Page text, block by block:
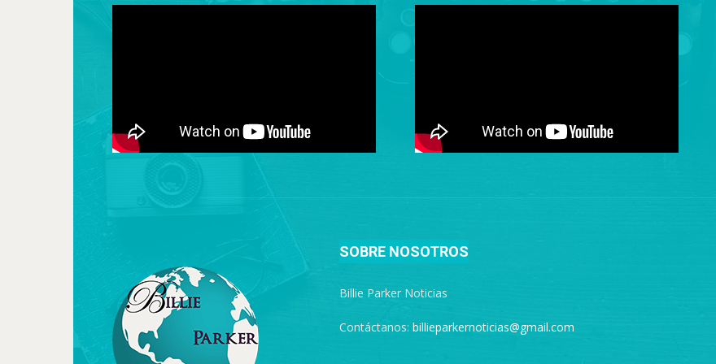
SOBRE NOSOTROS
Billie Parker Noticias
Contáctanos: billieparkernoticias@gmail.com